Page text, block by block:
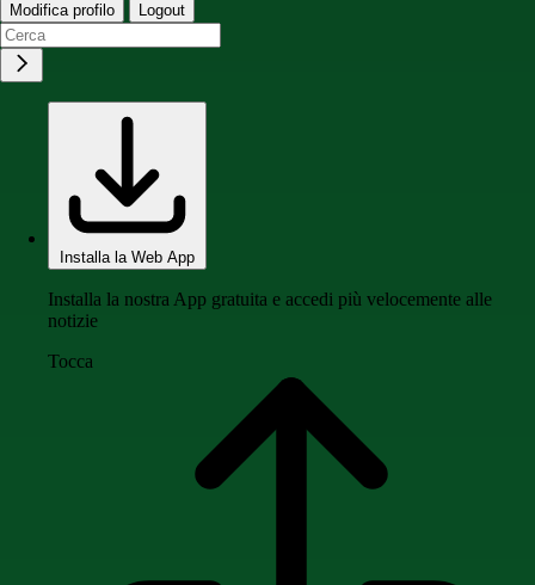
Modifica profilo Logout
Installa la Web App
Installa la nostra App gratuita e accedi più velocemente alle
notizie
Tocca